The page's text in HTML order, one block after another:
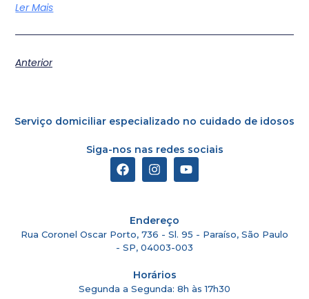
Ler Mais
Anterior
Serviço domiciliar especializado no cuidado de idosos
Siga-nos nas redes sociais
Endereço
Rua Coronel Oscar Porto, 736 - Sl. 95 - Paraíso, São Paulo
- SP, 04003-003
Horários
Segunda a Segunda: 8h às 17h30